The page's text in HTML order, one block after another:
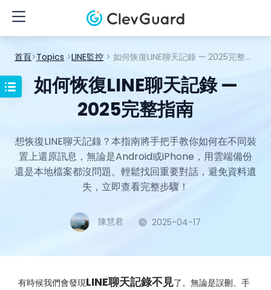
首頁>Topics >LINE監控 > 如何恢復LINE聊天記錄 — 2025完整指南
如何恢復LINE聊天記錄 —
2025完整指南
想恢復LINE聊天記錄？本指南將手把手教你如何在不同裝
置上還原訊息，無論是Android或iPhone，用雲端備份
還是本地檔案都沒問題。輕鬆找回重要對話，避免資料遺
失，立即查看完整步驟！
陳慧君 2025-04-17
有時候我們會發現LINE聊天記錄不見了。無論是誤刪、手